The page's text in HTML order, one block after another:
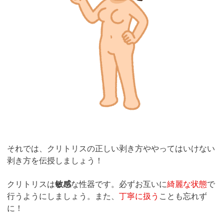
それでは、クリトリスの正しい剥き方ややってはいけない
剥き方を伝授しましょう！
クリトリスは敏感な性器です。必ずお互いに綺麗な状態で
行うようにしましょう。また、 丁寧に扱う ことも忘れず
に！